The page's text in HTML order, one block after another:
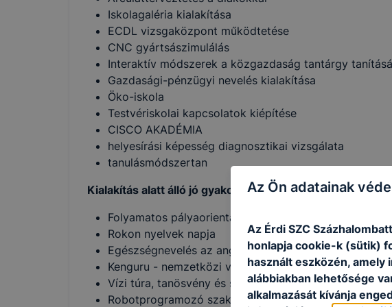
Iskolagaléria kialakítása
ECDL vizsgaközpont működtetése
CNC gyártsászimulálás
Interaktív módszerek a közgazdaság tantárgy
Gazdasági-pénzügyi nevelés kialakítása
Öko-iskola
Testvériskolai kapcsolatok kiépítése
CISCO AKADÉMIA
helyesírási képesség diagnosztikai vizsgálata
tanulásmódszertan
Kialakítás alatt álló jó gyakorlatok:
Folyamatos pályaorientáció
Rokon nyelvek napja
Egészségnevelés az angolórán interaktív és angol
Kenguru - nemzetközi verseny népszerűsítése
Vízi túra, tanösvény és sárkányhajózás
Robotprogramozó szakkör
Az Ön adatainak
Az Érdi SZC
honlapja cookie-k (sütik)
használt eszközén,
alábbiakban lehetősége
alkalmazását kívánja